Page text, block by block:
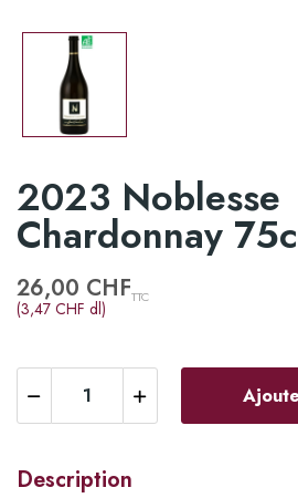
2023 Noblesse
Chardonnay
26,00 CHF
(3,47 CHF dl)
TTC
Description